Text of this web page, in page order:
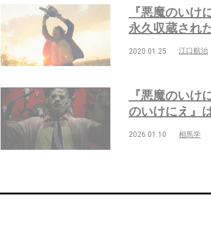
『悪魔のい
永久収蔵され
2020.01.25 江口航治
『悪魔のい
のいけにえ』
2026.01.10 相馬学